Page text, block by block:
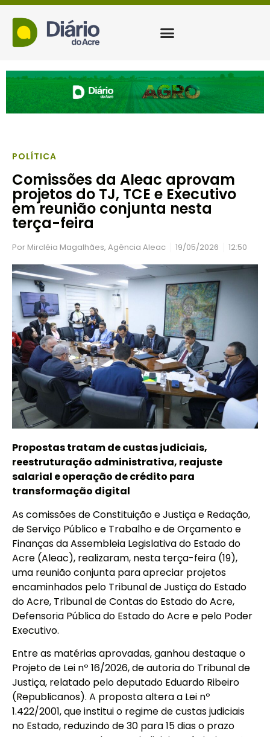
POLÍTICA
Comissões da Aleac aprovam
projetos do TJ, TCE e Executivo
em reunião conjunta nesta
terça-feira
Por Mircléia Magalhães, Agência Aleac 19/05/2026 12:50
Propostas tratam de custas judiciais,
reestruturação administrativa, reajuste
salarial e operação de crédito para
transformação digital
As comissões de Constituição e Justiça e Redação,
de Serviço Público e Trabalho e de Orçamento e
Finanças da Assembleia Legislativa do Estado do
Acre (Aleac), realizaram, nesta terça-feira (19),
uma reunião conjunta para apreciar projetos
encaminhados pelo Tribunal de Justiça do Estado
do Acre, Tribunal de Contas do Estado do Acre,
Defensoria Pública do Estado do Acre e pelo Poder
Executivo.
Entre as matérias aprovadas, ganhou destaque o
Projeto de Lei nº 16/2026, de autoria do Tribunal de
Justiça, relatado pelo deputado Eduardo Ribeiro
(Republicanos). A proposta altera a Lei nº
1.422/2001, que institui o regime de custas judiciais
no Estado, reduzindo de 30 para 15 dias o prazo